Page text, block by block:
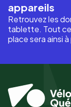
appareils
Retrouvez les
tablette. Tout
place sera ainsi